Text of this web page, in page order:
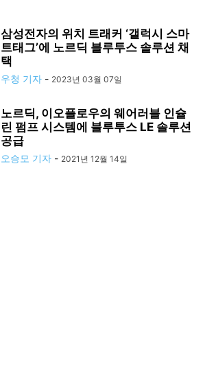
삼성전자의 위치 트래커 ‘갤럭시 스마
트태그’에 노르딕 블루투스 솔루션 채
택
우청 기자 - 2023년 03월 07일
노르딕, 이오플로우의 웨어러블 인슐
린 펌프 시스템에 블루투스 LE 솔루션
공급
오승모 기자 - 2021년 12월 14일